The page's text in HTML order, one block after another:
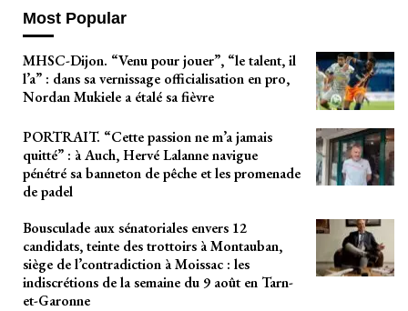
Most Popular
MHSC-Dijon. “Venu pour jouer”, “le talent, il
l’a” : dans sa vernissage officialisation en pro,
Nordan Mukiele a étalé sa fièvre
PORTRAIT. “Cette passion ne m’a jamais
quitté” : à Auch, Hervé Lalanne navigue
pénétré sa banneton de pêche et les promenade
de padel
Bousculade aux sénatoriales envers 12
candidats, teinte des trottoirs à Montauban,
siège de l’contradiction à Moissac : les
indiscrétions de la semaine du 9 août en Tarn-
et-Garonne